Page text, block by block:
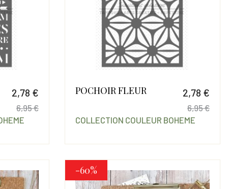
2,78 €
Prix de base
6,95 €
POCHOIR FLEUR 2,78 €
6,95 €
COLLECTION COULEUR BOHEME
-60%